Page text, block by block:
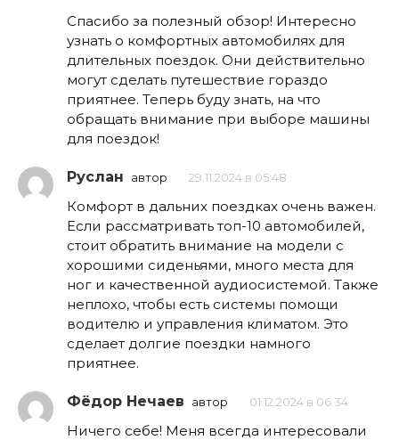
Спасибо за полезный обзор! Интересно
узнать о комфортных автомобилях для
длительных поездок. Они действительно
могут сделать путешествие гораздо
приятнее. Теперь буду знать, на что
обращать внимание при выборе машины
для поездок!
Руслан автор 29.11.2024 в 05:48
Комфорт в дальних поездках очень важен.
Если рассматривать топ-10 автомобилей,
стоит обратить внимание на модели с
хорошими сиденьями, много места для
ног и качественной аудиосистемой. Также
неплохо, чтобы есть системы помощи
водителю и управления климатом. Это
сделает долгие поездки намного
приятнее.
Фёдор Нечаев автор 01.12.2024 в 06:34
Ничего себе! Меня всегда интересовали